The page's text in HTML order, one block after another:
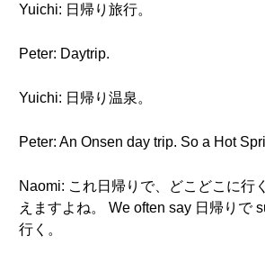
Yuichi: 日帰り旅行。
Peter: Daytrip.
Yuichi: 日帰り温泉。
Peter: An Onsen day trip. So a Hot
Naomi: これ日帰りで、どこどこに行
えますよね。 We often say 日帰りで
行く。